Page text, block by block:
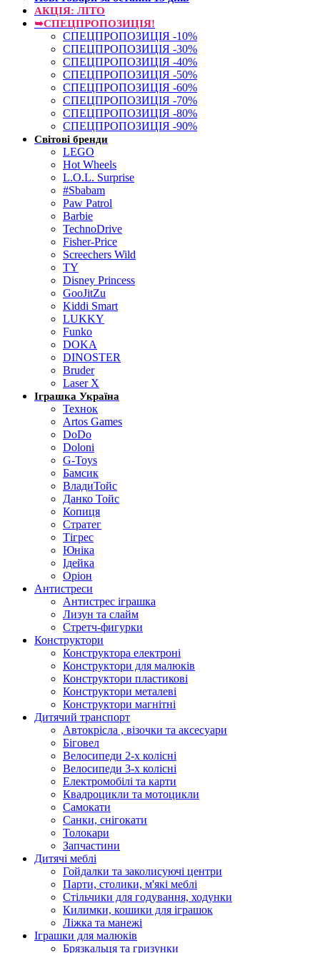
АКЦІЯ: ЛІТО
➥СПЕЦПРОПОЗИЦІЯ!
СПЕЦПРОПОЗИЦІЯ -10%
СПЕЦПРОПОЗИЦІЯ -30%
СПЕЦПРОПОЗИЦІЯ -40%
СПЕЦПРОПОЗИЦІЯ -50%
СПЕЦПРОПОЗИЦІЯ -60%
СПЕЦПРОПОЗИЦІЯ -70%
СПЕЦПРОПОЗИЦІЯ -80%
СПЕЦПРОПОЗИЦІЯ -90%
Світові бренди
LEGO
Hot Wheels
L.O.L. Surprise
#Sbabam
Paw Patrol
Barbie
TechnoDrive
Fisher-Price
Screechers Wild
TY
Disney Princess
GooJitZu
Kiddi Smart
LUKKY
Funko
DOKA
DINOSTER
Bruder
Laser X
Іграшка Україна
Технок
Artos Games
DoDo
Doloni
G-Toys
Бамсик
ВладиТойс
Данко Тойс
Копиця
Стратег
Тігрес
Юніка
Ідейка
Оріон
Антистреси
Антистрес іграшка
Лизун та слайм
Стретч-фигурки
Конструктори
Конструктора електроні
Конструктори для малюків
Конструктори пластикові
Конструктори металеві
Конструктори магнітні
Дитячий транспорт
Автокрісла , візочки та аксесуари
Біговел
Велосипеди 2-х колісні
Велосипеди 3-х колісні
Електромобілі та карти
Квадроцикли та мотоцикли
Самокати
Санки, снігокати
Толокари
Запчастини
Дитячі меблі
Гойдалки та заколисуючі центри
Парти, столики, м'які меблі
Стільчики для годування, ходунки
Килимки, кошики для іграшок
Ліжка та манежі
Іграшки для малюків
Брязкальця та гризунки